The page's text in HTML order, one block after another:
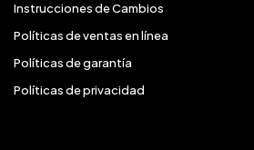
Instrucciones de Cambios
Políticas de ventas en línea
Políticas de garantía
Políticas de privacidad